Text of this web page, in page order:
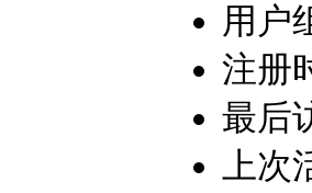
用户
注册
最后
上次